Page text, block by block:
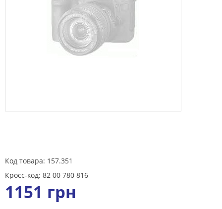
Код товара: 157.351
Кросс-код: 82 00 780 816
1151 грн